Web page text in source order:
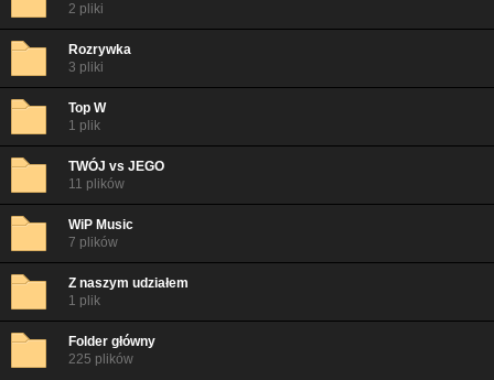
2 pliki
Rozrywka
3 pliki
Top W
1 plik
TWÓJ vs JEGO
11 plików
WiP Music
7 plików
Z naszym udziałem
1 plik
Folder główny
225 plików